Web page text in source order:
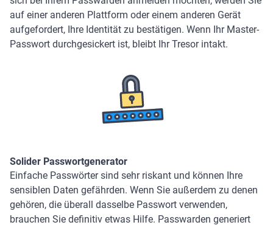
auf einer anderen Plattform oder einem anderen Gerät
aufgefordert, Ihre Identität zu bestätigen. Wenn Ihr Master-
Passwort durchgesickert ist, bleibt Ihr Tresor intakt.
Solider Passwortgenerator
Einfache Passwörter sind sehr riskant und können Ihre
sensiblen Daten gefährden. Wenn Sie außerdem zu denen
gehören, die überall dasselbe Passwort verwenden,
brauchen Sie definitiv etwas Hilfe. Passwarden generiert